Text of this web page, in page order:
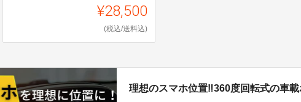
¥28,500
(税込/送料込)
理想のスマホ位置‼360度回転式の車